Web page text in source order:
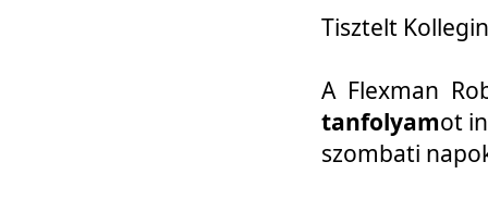
Tisztelt
A Flexman
tanfolyamot
szombati